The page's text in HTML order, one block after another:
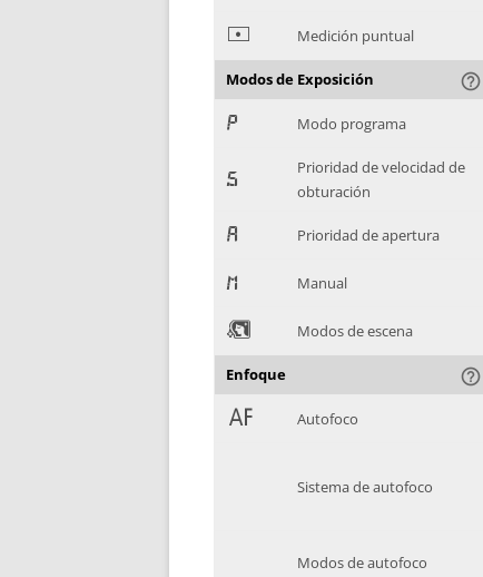
+ Medición puntual
Modos de Exposición help_outline
, Modo programa
-
Prioridad de velocidad de
obturación
. Prioridad de apertura
/ Manual
0 Modos de escena
Enfoque help_outline
1 Autofoco
Sistema de autofoco
Modos de autofoco